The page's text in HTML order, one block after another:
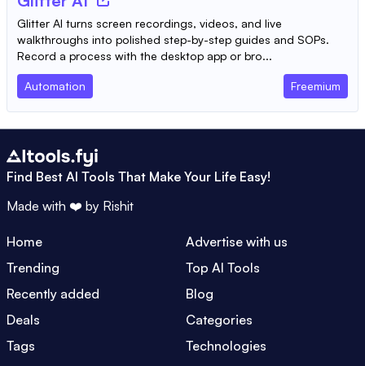
Glitter AI turns screen recordings, videos, and live
walkthroughs into polished step-by-step guides and SOPs.
Record a process with the desktop app or bro...
Automation Freemium
Find Best AI Tools That Make Your Life Easy!
Made with ❤️ by Rishit
Home
Advertise with us
Trending
Top AI Tools
Recently added
Blog
Deals
Categories
Tags
Technologies